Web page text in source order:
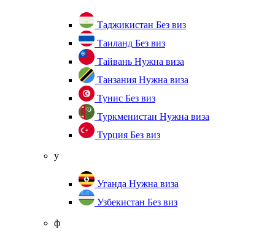
Таджикистан Без виз
Таиланд Без виз
Тайвань Нужна виза
Танзания Нужна виза
Тунис Без виз
Туркменистан Нужна виза
Турция Без виз
у
Уганда Нужна виза
Узбекистан Без виз
ф